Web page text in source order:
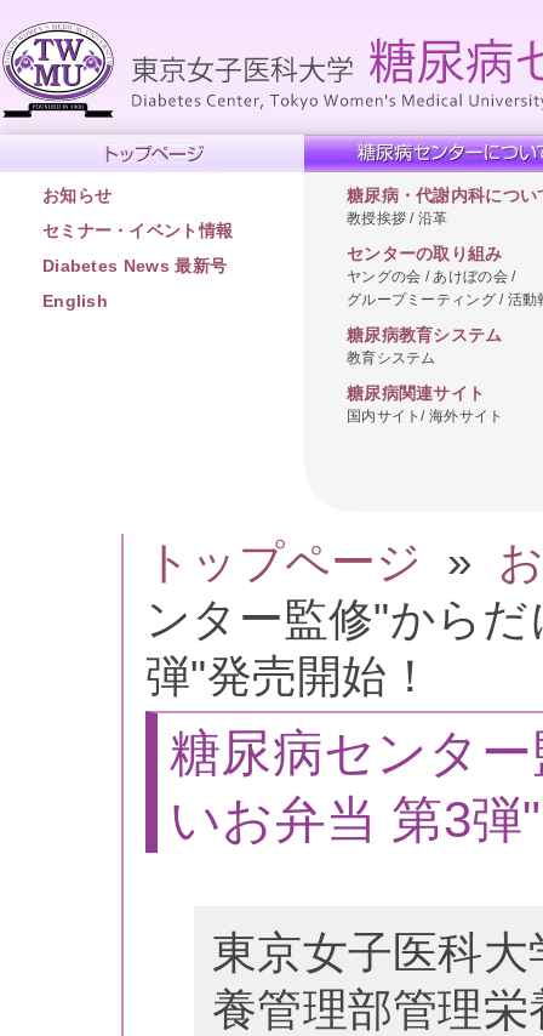
お知らせ
セミナー・イベント情報
Diabetes News 最新号
English
糖尿病・代謝内科につい
教授挨拶 / 沿革
センターの取り組み
ヤングの会 / あけぼの会 /
グループミーティング / 活動
糖尿病教育システム
教育システム
糖尿病関連サイト
国内サイト/ 海外サイト
トップページ »
ンター監修"から
弾"発売開始！
糖尿病センタ
いお弁当 第3弾
東京女子医科
養管理部管理